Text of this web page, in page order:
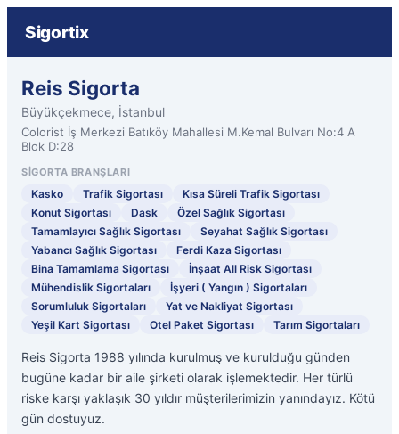
Sigortix
Reis Sigorta
Büyükçekmece, İstanbul
Colorist İş Merkezi Batıköy Mahallesi M.Kemal Bulvarı No:4 A
Blok D:28
SIGORTA BRANŞLARI
Kasko Trafik Sigortası
Kısa Süreli Trafik Sigortası
Konut Sigortası
Dask
Özel Sağlık Sigortası
Tamamlayıcı Sağlık Sigortası
Seyahat Sağlık Sigortası
Yabancı Sağlık Sigortası
Ferdi Kaza Sigortası
Bina Tamamlama Sigortası
İnşaat All Risk Sigortası
Mühendislik Sigortaları
İşyeri ( Yangın ) Sigortaları
Sorumluluk Sigortaları
Yat ve Nakliyat Sigortası
Yeşil Kart Sigortası
Otel Paket Sigortası Tarım Sigortaları
Reis Sigorta 1988 yılında kurulmuş ve kurulduğu günden
bugüne kadar bir aile şirketi olarak işlemektedir. Her türlü
riske karşı yaklaşık 30 yıldır müşterilerimizin yanındayız. Kötü
gün dostuyuz.